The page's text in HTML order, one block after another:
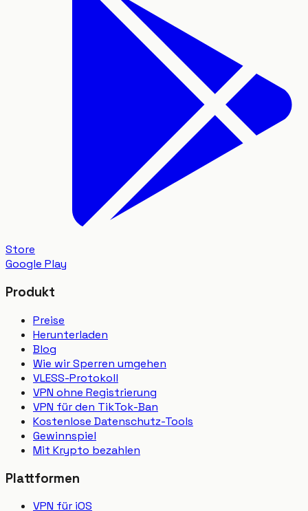
Store
Google Play
Produkt
Preise
Herunterladen
Blog
Wie wir Sperren umgehen
VLESS-Protokoll
VPN ohne Registrierung
VPN für den TikTok-Ban
Kostenlose Datenschutz-Tools
Gewinnspiel
Mit Krypto bezahlen
Plattformen
VPN für iOS